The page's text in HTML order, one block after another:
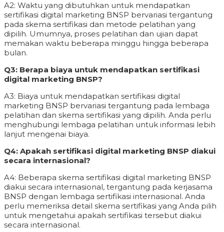
A2: Waktu yang dibutuhkan untuk mendapatkan
sertifikasi digital marketing BNSP bervariasi tergantung
pada skema sertifikasi dan metode pelatihan yang
dipilih. Umumnya, proses pelatihan dan ujian dapat
memakan waktu beberapa minggu hingga beberapa
bulan.
Q3: Berapa biaya untuk mendapatkan sertifikasi
digital marketing BNSP?
A3: Biaya untuk mendapatkan sertifikasi digital
marketing BNSP bervariasi tergantung pada lembaga
pelatihan dan skema sertifikasi yang dipilih. Anda perlu
menghubungi lembaga pelatihan untuk informasi lebih
lanjut mengenai biaya.
Q4: Apakah sertifikasi digital marketing BNSP diakui
secara internasional?
A4: Beberapa skema sertifikasi digital marketing BNSP
diakui secara internasional, tergantung pada kerjasama
BNSP dengan lembaga sertifikasi internasional. Anda
perlu memeriksa detail skema sertifikasi yang Anda pilih
untuk mengetahui apakah sertifikasi tersebut diakui
secara internasional.